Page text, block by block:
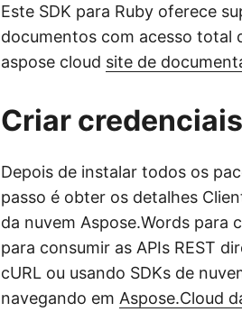
Este SDK para Ruby oferece
documentos com acesso total
aspose cloud site de
Criar
Depois de instalar todos os
passo é obter os detalhes
da nuvem Aspose.Words para
para consumir as APIs REST
cURL ou usando SDKs de
navegando em Aspose.Cloud